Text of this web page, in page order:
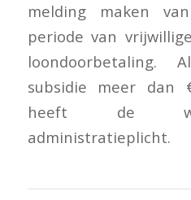
melding maken
periode van
loondoorbetaling.
subsidie meer dan
heeft de
administratieplicht.